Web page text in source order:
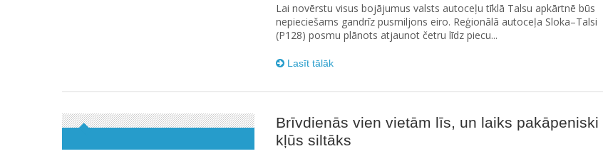
Lai novērstu visus bojājumus valsts autoceļu tīklā Talsu apkārtnē būs
nepieciešams gandrīz pusmiljons eiro. Reģionālā autoceļa Sloka–Talsi
(P128) posmu plānots atjaunot četru līdz piecu...
Lasīt tālāk
Brīvdienās vien vietām līs, un laiks pakāpeniski
kļūs siltāks